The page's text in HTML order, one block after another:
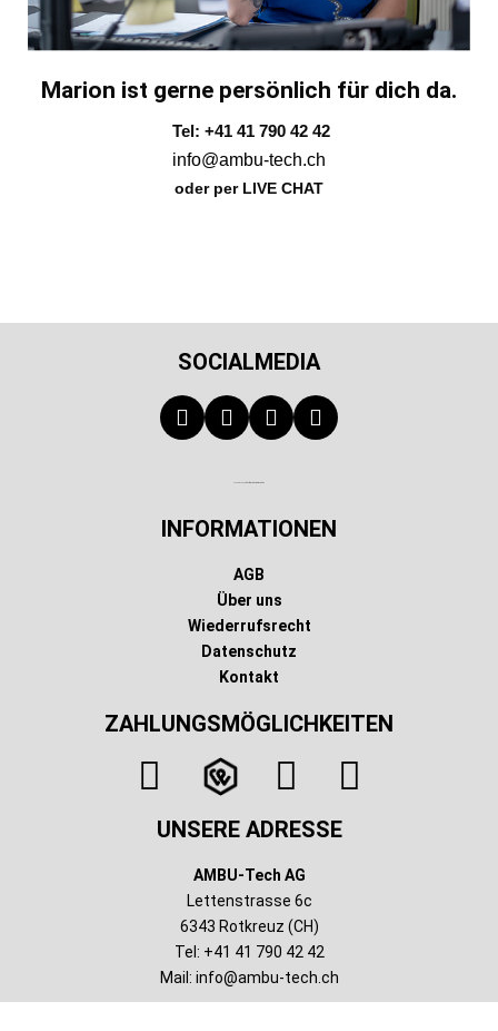
Marion ist gerne persönlich für dich da.
Tel: +41 41 790 42 42
info@ambu-tech.ch
oder per LIVE CHAT
SOCIALMEDIA
INFORMATIONEN
AGB
Über uns
Wiederrufsrecht
Datenschutz
Kontakt
ZAHLUNGSMÖGLICHKEITEN
UNSERE ADRESSE
AMBU-Tech AG
Lettenstrasse 6c
6343 Rotkreuz (CH)
Tel: +41 41 790 42 42
Mail: info@ambu-tech.ch